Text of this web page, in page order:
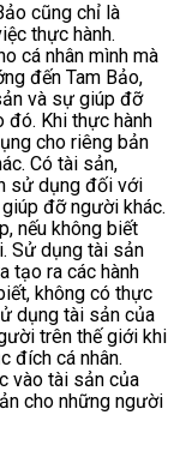
cũng chỉ là
thực hành.
cá nhân mình mà
đến Tam Bảo,
và sự giúp đỡ
đó. Khi thực hành
cho riêng bản
Có tài sản,
sử dụng đối với
đỡ người khác.
nếu không biết
Sử dụng tài sản
tạo ra các hành
không có thực
dụng tài sản của
trên thế giới khi
đích cá nhân.
vào tài sản của
cho những người